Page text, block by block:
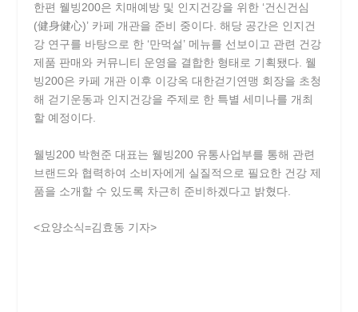
한편 웰빙200은 치매예방 및 인지건강을 위한 ‘건신건심
(健身健心)’ 카페 개관을 준비 중이다. 해당 공간은 인지건
강 연구를 바탕으로 한 ‘만먹설’ 메뉴를 선보이고 관련 건강
제품 판매와 커뮤니티 운영을 결합한 형태로 기획됐다. 웰
빙200은 카페 개관 이후 이강옥 대한걷기연맹 회장을 초청
해 걷기운동과 인지건강을 주제로 한 특별 세미나를 개최
할 예정이다.
웰빙200 박현준 대표는 웰빙200 유통사업부를 통해 관련
브랜드와 협력하여 소비자에게 실질적으로 필요한 건강 제
품을 소개할 수 있도록 차근히 준비하겠다고 밝혔다.
<요양소식=김효동 기자>